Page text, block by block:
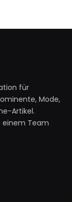
für
Mode,
Artikel.
einem Team